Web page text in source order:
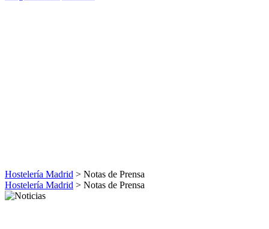
Hostelería Madrid > Notas de Prensa
Hostelería Madrid > Notas de Prensa